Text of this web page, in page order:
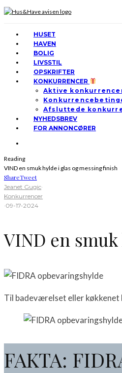
HUSET
HAVEN
BOLIG
LIVSSTIL
OPSKRIFTER
KONKURRENCER
Aktive
Afsluttede
NYHEDSBREV
FOR ANNONCØRER
Reading
VIND en smuk hylde i glas og messing finish
ShareTweet
Jeanet Gugic·
Konkurrencer
·09-17-2024
VIND en
Til badeværelset eller køkkenet
FAKTA: